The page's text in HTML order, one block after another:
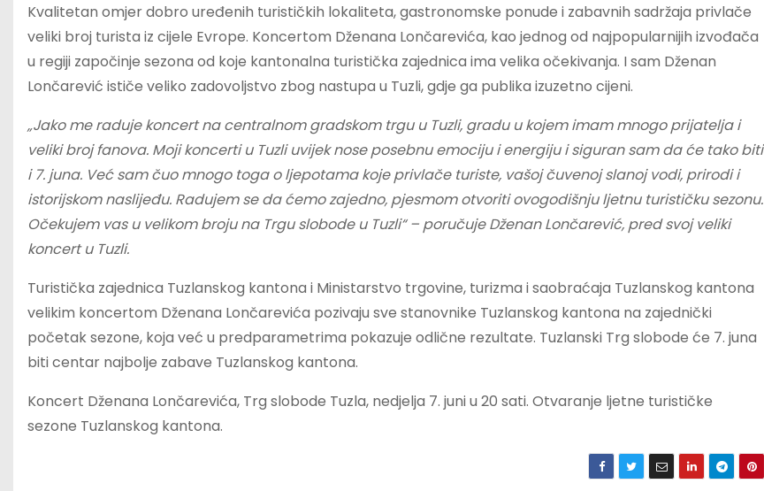
Kvalitetan omjer dobro uređenih turističkih lokaliteta, gastronomske ponude i zabavnih sadržaja privlače
veliki broj turista iz cijele Evrope. Koncertom Dženana Lončarevića, kao jednog od najpopularnijih izvođača
u regiji započinje sezona od koje kantonalna turistička zajednica ima velika očekivanja. I sam Dženan
Lončarević ističe veliko zadovoljstvo zbog nastupa u Tuzli, gdje ga publika izuzetno cijeni.
„Jako me raduje koncert na centralnom gradskom trgu u Tuzli, gradu u kojem imam mnogo prijatelja i
veliki broj fanova. Moji koncerti u Tuzli uvijek nose posebnu emociju i energiju i siguran sam da će tako biti
i7. juna. Već sam čuo mnogo toga o ljepotama koje privlače turiste, vašoj čuvenoj slanoj vodi, prirodi i
istorijskom naslijeđu. Radujem se da ćemo zajedno, pjesmom otvoriti ovogodišnju ljetnu turističku sezonu.
Očekujem vas u velikom broju na Trgu slobode u Tuzli“ – poručuje Dženan Lončarević, pred svoj veliki
koncert u Tuzli.
Turistička zajednica Tuzlanskog kantona i Ministarstvo trgovine, turizma i saobraćaja Tuzlanskog kantona
velikim koncertom Dženana Lončarevića pozivaju sve stanovnike Tuzlanskog kantona na zajednički
početak sezone, koja već u predparametrima pokazuje odlične rezultate. Tuzlanski Trg slobode će 7. juna
biti centar najbolje zabave Tuzlanskog kantona.
Koncert Dženana Lončarevića, Trg slobode Tuzla, nedjelja 7. juni u 20 sati. Otvaranje ljetne turističke
sezone Tuzlanskog kantona.